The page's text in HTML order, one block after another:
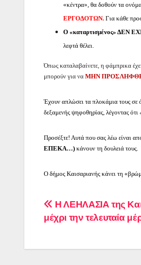
«κέντρα», θα δοθούν τα
ΕΡΓΟΔΟΤΩΝ. Για κάθε
Ο «καταρτισμένος» ΔΕΝ
λεφτά θέλει.
Όπως καταλαβαίνετε, η φάμπρικα
μπορούν για να ΜΗΝ
Έχουν απλώσει τα πλοκάμια τους σε
δεξαμενής ψηφοθηρίας, λέγοντας ότι
Προσέξτε! Αυτά που σας λέω είναι
ΕΠΕΚΑ…) κάνουν τη δουλειά τους.
Ο δήμος Καισαριανής κάνει τη
Πλοήγηση
άρθρων
Η ΛΕΗΛΑΣΙΑ της
μέχρι την τελευταία